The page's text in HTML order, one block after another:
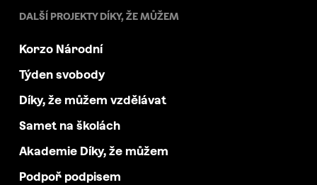
DALŠÍ PROJEKTY DÍKY, ŽE MŮŽEM
Korzo Národní
Týden svobody
Díky, že můžem vzdělávat
Samet na školách
Akademie Díky, že můžem
Podpoř podpisem